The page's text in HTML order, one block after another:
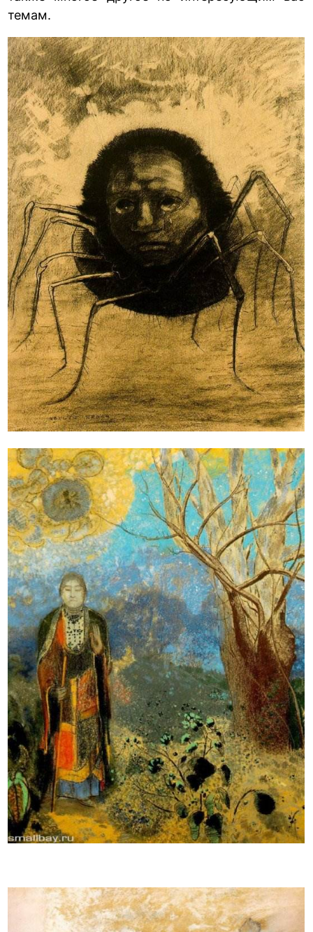
темам.